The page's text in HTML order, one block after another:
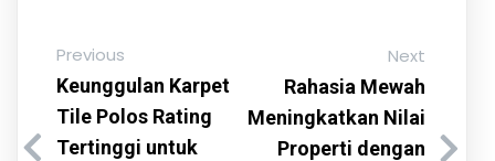
Previous
Keunggulan Karpet
Tile Polos Rating
Tertinggi untuk
Next
Rahasia Mewah
Meningkatkan Nilai
Properti dengan